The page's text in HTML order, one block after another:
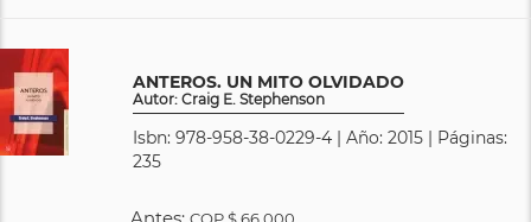
ANTEROS. UN MITO OLVIDADO
Autor: Craig E. Stephenson
Isbn: 978-958-38-0229-4 | Año: 2015 | Páginas:
235